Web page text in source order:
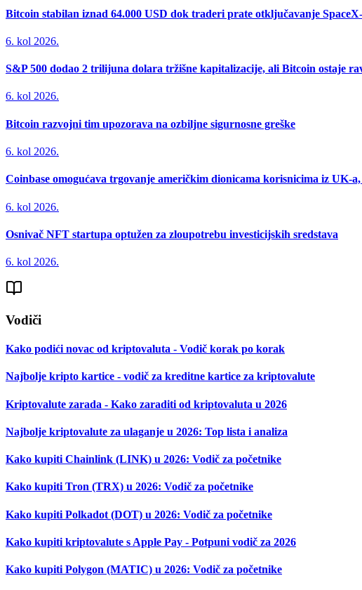
Bitcoin stabilan iznad 64.000 USD dok traderi prate otključavanje
6. kol 2026.
S&P 500 dodao 2 trilijuna dolara tržišne kapitalizacije, ali Bitcoin ostaje
6. kol 2026.
Bitcoin razvojni tim upozorava na ozbiljne sigurnosne greške
6. kol 2026.
Coinbase omogućava trgovanje američkim dionicama korisnicima iz UK-
6. kol 2026.
Osnivač NFT startupa optužen za zloupotrebu investicijskih sredstava
6. kol 2026.
Vodiči
Kako podići novac od kriptovaluta - Vodič korak po korak
Najbolje kripto kartice - vodič za kreditne kartice za kriptovalute
Kriptovalute zarada - Kako zaraditi od kriptovaluta u 2026
Najbolje kriptovalute za ulaganje u 2026: Top lista i analiza
Kako kupiti Chainlink (LINK) u 2026: Vodič za početnike
Kako kupiti Tron (TRX) u 2026: Vodič za početnike
Kako kupiti Polkadot (DOT) u 2026: Vodič za početnike
Kako kupiti kriptovalute s Apple Pay - Potpuni vodič za 2026
Kako kupiti Polygon (MATIC) u 2026: Vodič za početnike